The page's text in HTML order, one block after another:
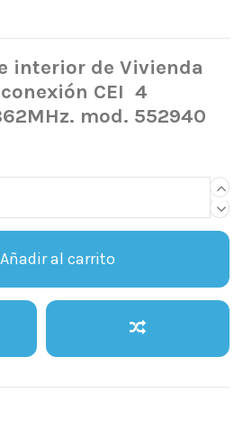
interior de Vivienda
CEI 4
mod. 552940
Añadir al carrito